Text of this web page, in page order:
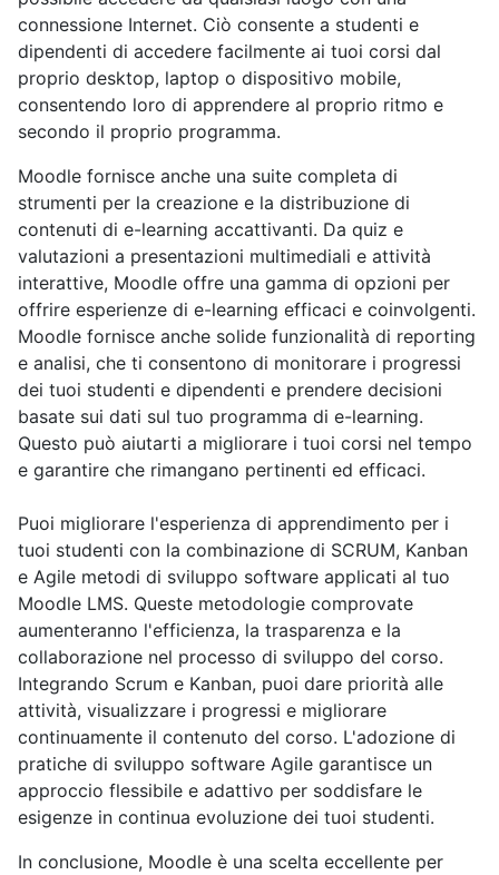
connessione Internet. Ciò consente a studenti e
dipendenti di accedere facilmente ai tuoi corsi dal
proprio desktop, laptop o dispositivo mobile,
consentendo loro di apprendere al proprio ritmo e
secondo il proprio programma.
Moodle fornisce anche una suite completa di
strumenti per la creazione e la distribuzione di
contenuti di e-learning accattivanti. Da quiz e
valutazioni a presentazioni multimediali e attività
interattive, Moodle offre una gamma di opzioni per
offrire esperienze di e-learning efficaci e coinvolgenti.
Moodle fornisce anche solide funzionalità di reporting
e analisi, che ti consentono di monitorare i progressi
dei tuoi studenti e dipendenti e prendere decisioni
basate sui dati sul tuo programma di e-learning.
Questo può aiutarti a migliorare i tuoi corsi nel tempo
e garantire che rimangano pertinenti ed efficaci.
Puoi migliorare l'esperienza di apprendimento per i
tuoi studenti con la combinazione di SCRUM, Kanban
e Agile metodi di sviluppo software applicati al tuo
Moodle LMS. Queste metodologie comprovate
aumenteranno l'efficienza, la trasparenza e la
collaborazione nel processo di sviluppo del corso.
Integrando Scrum e Kanban, puoi dare priorità alle
attività, visualizzare i progressi e migliorare
continuamente il contenuto del corso. L'adozione di
pratiche di sviluppo software Agile garantisce un
approccio flessibile e adattivo per soddisfare le
esigenze in continua evoluzione dei tuoi studenti.
In conclusione, Moodle è una scelta eccellente per